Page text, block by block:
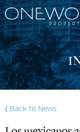
⟨ Back to News